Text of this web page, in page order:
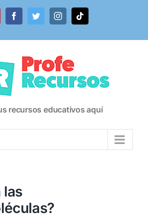
FacebookTwitterInstagramTiktok
recursos educativos aquí
las